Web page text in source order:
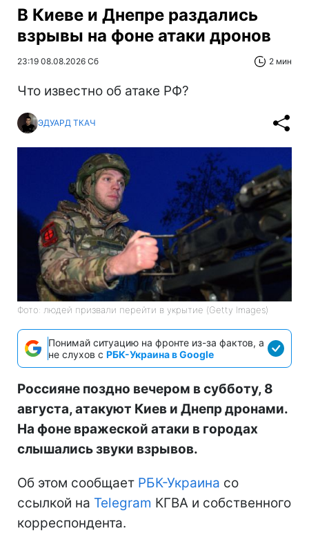
В Киеве и Днепре раздались
взрывы на фоне атаки дронов
23:19 08.08.2026 Сб 2 мин
Что известно об атаке РФ?
ЭДУАРД ТКАЧ
Фото: людей призвали перейти в укрытие (Getty Images)
Понимай ситуацию на фронте из-за фактов, а
не слухов с РБК-Украина в Google
Россияне поздно вечером в субботу, 8
августа, атакуют Киев и Днепр дронами.
На фоне вражеской атаки в городах
слышались звуки взрывов.
Об этом сообщает РБК-Украина со
ссылкой на Telegram КГВА и собственного
корреспондента.